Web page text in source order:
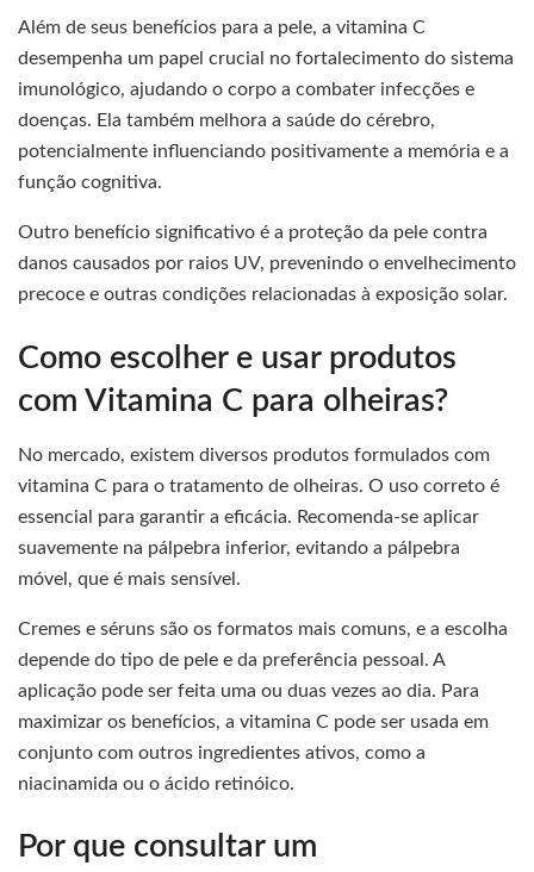
Além de seus benefícios para a pele, a vitamina C
desempenha um papel crucial no fortalecimento do sistema
imunológico, ajudando o corpo a combater infecções e
doenças. Ela também melhora a saúde do cérebro,
potencialmente influenciando positivamente a memória e a
função cognitiva.
Outro benefício significativo é a proteção da pele contra
danos causados por raios UV, prevenindo o envelhecimento
precoce e outras condições relacionadas à exposição solar.
Como escolher e usar produtos
com Vitamina C para olheiras?
No mercado, existem diversos produtos formulados com
vitamina C para o tratamento de olheiras. O uso correto é
essencial para garantir a eficácia. Recomenda-se aplicar
suavemente na pálpebra inferior, evitando a pálpebra
móvel, que é mais sensível.
Cremes e séruns são os formatos mais comuns, e a escolha
depende do tipo de pele e da preferência pessoal. A
aplicação pode ser feita uma ou duas vezes ao dia. Para
maximizar os benefícios, a vitamina C pode ser usada em
conjunto com outros ingredientes ativos, como a
niacinamida ou o ácido retinóico.
Por que consultar um